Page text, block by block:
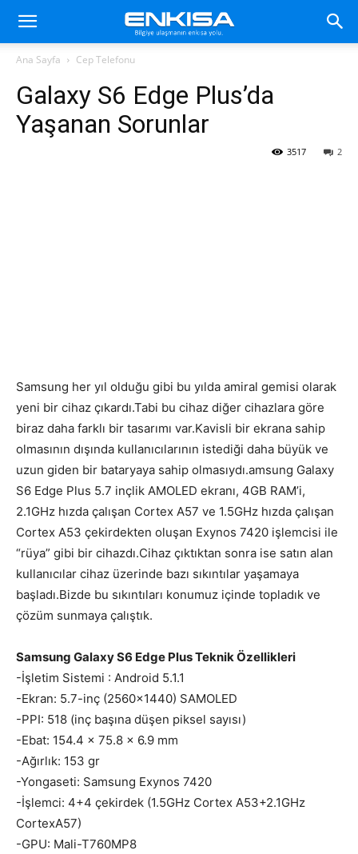
Ana Sayfa Cep Telefonu
Galaxy S6 Edge Plus’da
Yaşanan Sorunlar
2
3517
Samsung her yıl olduğu gibi bu yılda amiral gemisi olarak
yeni bir cihaz çıkardı.Tabi bu cihaz diğer cihazlara göre
biraz daha farklı bir tasarımı var.Kavisli bir ekrana sahip
olmasının dışında kullanıcılarının istediği daha büyük ve
uzun giden bir bataryaya sahip olmasıydı.amsung Galaxy
S6 Edge Plus 5.7 inçlik AMOLED ekranı, 4GB RAM’i,
2.1GHz hızda çalışan Cortex A57 ve 1.5GHz hızda çalışan
Cortex A53 çekirdekten oluşan Exynos 7420 işlemcisi ile
“rüya” gibi bir cihazdı.Cihaz çıktıktan sonra ise satın alan
kullanıcılar cihaz üzerinde bazı sıkıntılar yaşamaya
başladı.Bizde bu sıkıntıları konumuz içinde topladık ve
çözüm sunmaya çalıştık.
Samsung Galaxy S6 Edge Plus Teknik Özellikleri
-İşletim Sistemi : Android 5.1.1
-Ekran: 5.7-inç (2560×1440) SAMOLED
-PPI: 518 (inç başına düşen piksel sayısı)
-Ebat: 154.4 x 75.8 x 6.9 mm
-Ağırlık: 153 gr
-Yongaseti: Samsung Exynos 7420
-İşlemci: 4+4 çekirdek (1.5GHz Cortex A53+2.1GHz
CortexA57)
-GPU: Mali-T760MP8